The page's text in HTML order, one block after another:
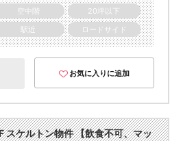
空中階
20坪以下
駅近 ロードサイド
お気に入りに追加
スケルトン物件 【飲食不可、マッ